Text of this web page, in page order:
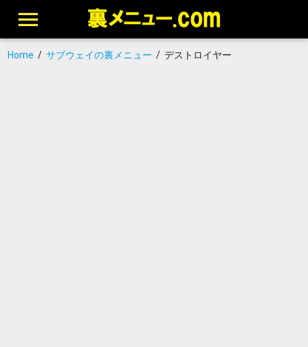
Home/ サブウェイの裏メニュー / デストロイヤー